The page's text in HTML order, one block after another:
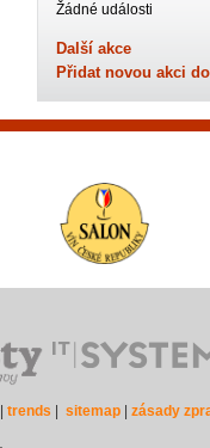
Žádné události
Další akce
Přidat novou akci
trends sitemap| zásady